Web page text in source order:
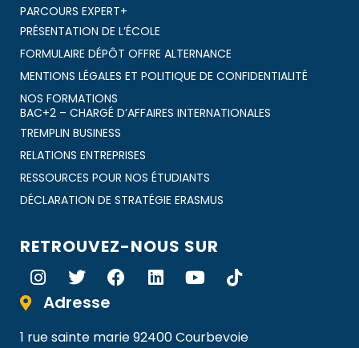
PARCOURS EXPERT+
PRÉSENTATION DE L’ÉCOLE
FORMULAIRE DÉPÔT OFFRE ALTERNANCE
MENTIONS LÉGALES ET POLITIQUE DE CONFIDENTIALITÉ
NOS FORMATIONS
BAC+2 – CHARGÉ D’AFFAIRES INTERNATIONALES
TREMPLIN BUSINESS
RELATIONS ENTREPRISES
RESSOURCES POUR NOS ÉTUDIANTS
DÉCLARATION DE STRATÉGIE ERASMUS
RETROUVEZ-NOUS SUR
Adresse
1 rue sainte marie 92400 Courbevoie